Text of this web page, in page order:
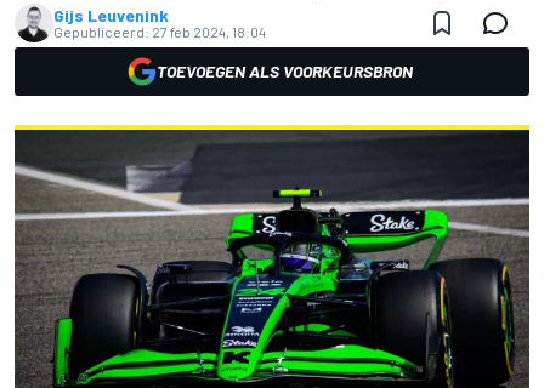
Gijs Leuvenink
Gepubliceerd: 27 feb 2024, 18:04
TOEVOEGEN ALS VOORKEURSBRON